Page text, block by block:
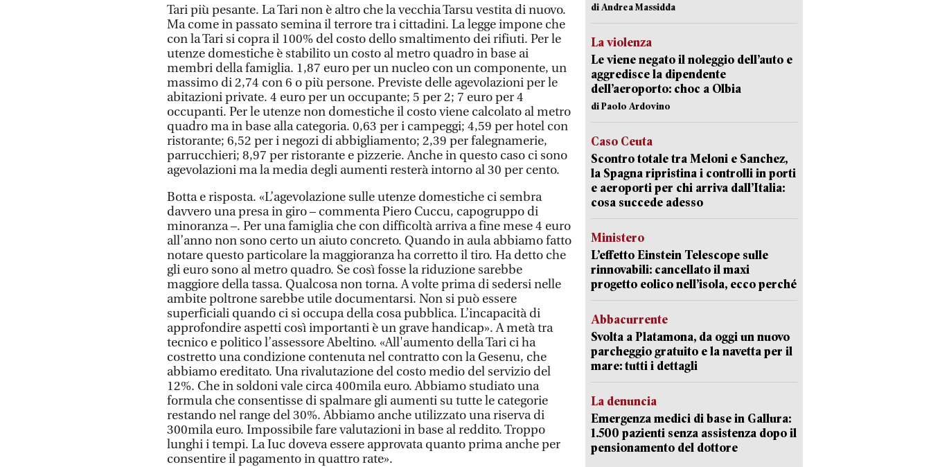
Tari più pesante. La Tari non è altro che la vecchia Tarsu vestita di nuovo.
Ma come in passato semina il terrore tra i cittadini. La legge impone che
con la Tari si copra il 100% del costo dello smaltimento dei rifiuti. Per le
utenze domestiche è stabilito un costo al metro quadro in base ai
membri della famiglia. 1,87 euro per un nucleo con un componente, un
massimo di 2,74 con 6 o più persone. Previste delle agevolazioni per le
abitazioni private. 4 euro per un occupante; 5 per 2; 7 euro per 4
occupanti. Per le utenze non domestiche il costo viene calcolato al metro
quadro ma in base alla categoria. 0,63 per i campeggi; 4,59 per hotel con
ristorante; 6,52 per i negozi di abbigliamento; 2,39 per falegnamerie,
parrucchieri; 8,97 per ristorante e pizzerie. Anche in questo caso ci sono
agevolazioni ma la media degli aumenti resterà intorno al 30 per cento.
Botta e risposta. «L’agevolazione sulle utenze domestiche ci sembra
davvero una presa in giro – commenta Piero Cuccu, capogruppo di
minoranza –. Per una famiglia che con difficoltà arriva a fine mese 4 euro
all’anno non sono certo un aiuto concreto. Quando in aula abbiamo fatto
notare questo particolare la maggioranza ha corretto il tiro. Ha detto che
gli euro sono al metro quadro. Se così fosse la riduzione sarebbe
maggiore della tassa. Qualcosa non torna. A volte prima di sedersi nelle
ambite poltrone sarebbe utile documentarsi. Non si può essere
superficiali quando ci si occupa della cosa pubblica. L’incapacità di
approfondire aspetti così importanti è un grave handicap». A metà tra
tecnico e politico l’assessore Abeltino. «All'aumento della Tari ci ha
costretto una condizione contenuta nel contratto con la Gesenu, che
abbiamo ereditato. Una rivalutazione del costo medio del servizio del
12%. Che in soldoni vale circa 400mila euro. Abbiamo studiato una
formula che consentisse di spalmare gli aumenti su tutte le categorie
restando nel range del 30%. Abbiamo anche utilizzato una riserva di
300mila euro. Impossibile fare valutazioni in base al reddito. Troppo
lunghi i tempi. La Iuc doveva essere approvata quanto prima anche per
consentire il pagamento in quattro rate».
di Andrea Massidda
La violenza
Le viene negato il noleggio dell’auto e
aggredisce la dipendente
dell’aeroporto: choc a Olbia
di Paolo Ardovino
Caso Ceuta
Scontro totale tra Meloni e Sanchez,
la Spagna ripristina i controlli in porti
e aeroporti per chi arriva dall’Italia:
cosa succede adesso
Ministero
L’effetto Einstein Telescope sulle
rinnovabili: cancellato il maxi
progetto eolico nell’isola, ecco perché
Abbacurrente
Svolta a Platamona, da oggi un nuovo
parcheggio gratuito e la navetta per il
mare: tutti i dettagli
La denuncia
Emergenza medici di base in Gallura:
1.500 pazienti senza assistenza dopo il
pensionamento del dottore